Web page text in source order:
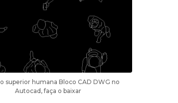
superior humana Bloco CAD DWG no
Autocad, faça o baixar